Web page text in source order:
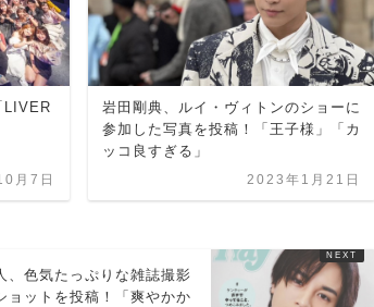
LIVER
月7日
岩田剛典、ルイ・ヴィトンのショーに
参加した写真を投稿！「王子様」「カ
ッコ良すぎる」
2023年1月21日
、色気たっぷりな雑誌撮影
ョットを投稿！「爽やかか